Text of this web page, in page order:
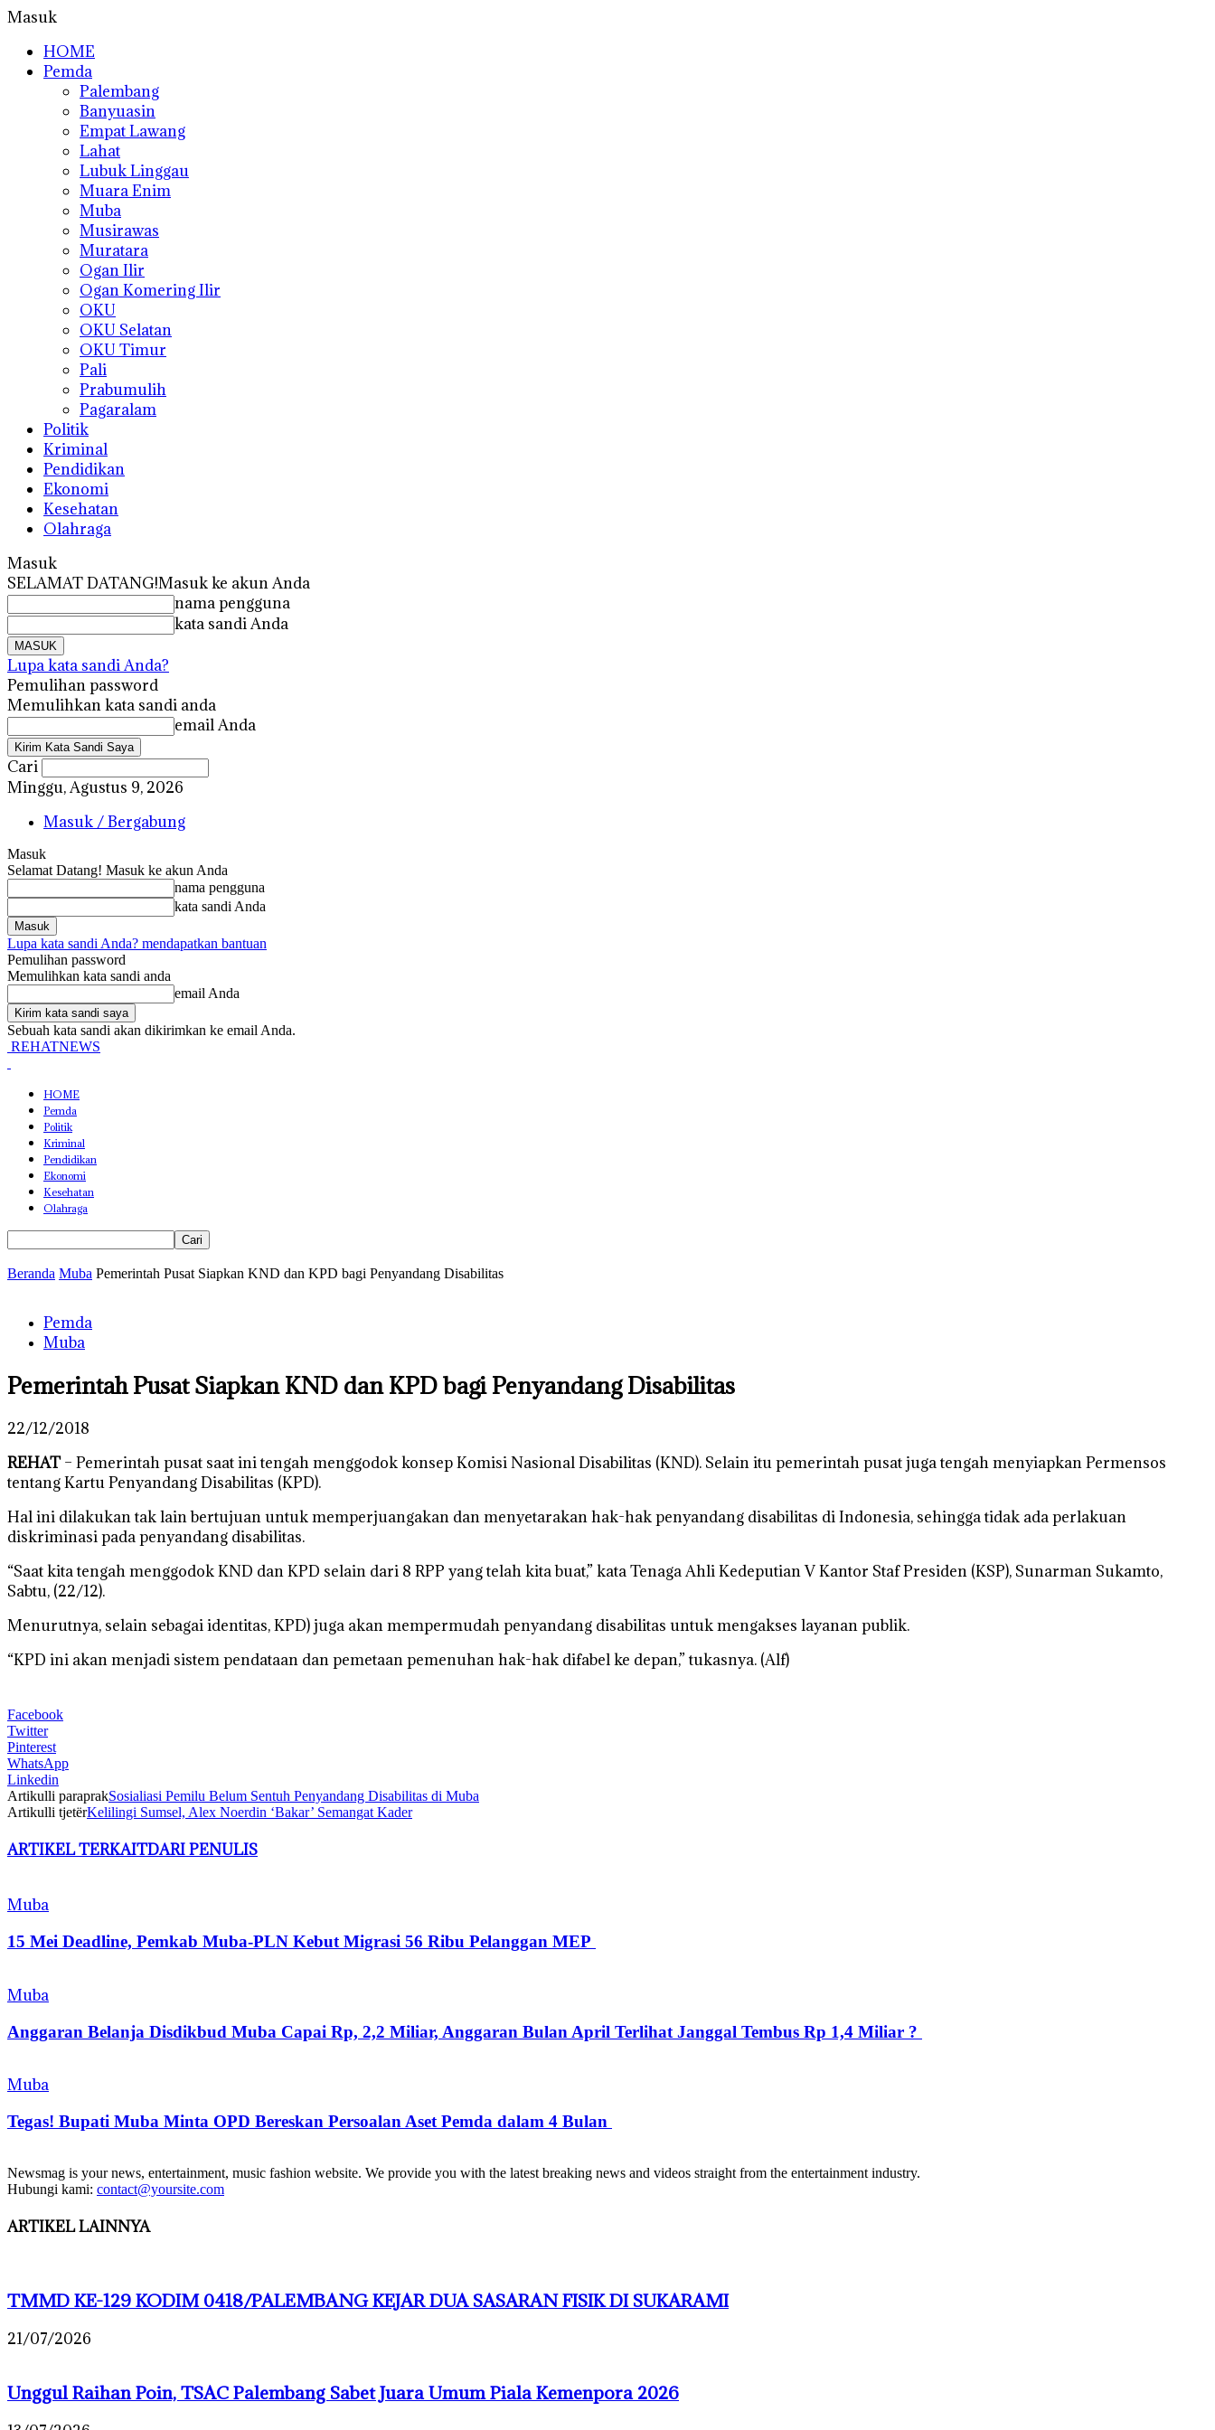
Masuk
HOME
Pemda
Palembang
Banyuasin
Empat Lawang
Lahat
Lubuk Linggau
Muara Enim
Muba
Musirawas
Muratara
Ogan Ilir
Ogan Komering Ilir
OKU
OKU Selatan
OKU Timur
Pali
Prabumulih
Pagaralam
Politik
Kriminal
Pendidikan
Ekonomi
Kesehatan
Olahraga
Masuk
SELAMAT DATANG!Masuk ke akun Anda
nama pengguna
kata sandi Anda
Lupa kata sandi Anda?
Pemulihan password
Memulihkan kata sandi anda
email Anda
Cari
Minggu, Agustus 9, 2026
Masuk / Bergabung
Masuk
Selamat Datang! Masuk ke akun Anda
nama pengguna
kata sandi Anda
Lupa kata sandi Anda? mendapatkan bantuan
Pemulihan password
Memulihkan kata sandi anda
email Anda
Sebuah kata sandi akan dikirimkan ke email Anda.
REHATNEWS
HOME
Pemda
Politik
Kriminal
Pendidikan
Ekonomi
Kesehatan
Olahraga
Beranda Muba Pemerintah Pusat Siapkan KND dan KPD bagi Penyandang Disabilitas
Pemda
Muba
Pemerintah Pusat Siapkan KND dan KPD bagi Penyandang Disabilitas
22/12/2018
REHAT– Pemerintah pusat saat ini tengah menggodok konsep Komisi Nasional Disabilitas (KND). Selain itu pemerintah pusat juga tengah menyiapkan Permensos
tentang Kartu Penyandang Disabilitas (KPD).
Hal ini dilakukan tak lain bertujuan untuk memperjuangakan dan menyetarakan hak-hak penyandang disabilitas di Indonesia, sehingga tidak ada perlakuan
diskriminasi pada penyandang disabilitas.
“Saat kita tengah menggodok KND dan KPD selain dari 8 RPP yang telah kita buat,” kata Tenaga Ahli Kedeputian V Kantor Staf Presiden (KSP), Sunarman Sukamto,
Sabtu, (22/12).
Menurutnya, selain sebagai identitas, KPD) juga akan mempermudah penyandang disabilitas untuk mengakses layanan publik.
“KPD ini akan menjadi sistem pendataan dan pemetaan pemenuhan hak-hak difabel ke depan,” tukasnya. (Alf)
Facebook
Twitter
Pinterest
WhatsApp
Linkedin
Artikulli paraprakSosialiasi Pemilu Belum Sentuh Penyandang Disabilitas di Muba
Artikulli tjetërKelilingi Sumsel, Alex Noerdin ‘Bakar’ Semangat Kader
ARTIKEL TERKAITDARI PENULIS
Muba
15 Mei Deadline, Pemkab Muba-PLN Kebut Migrasi 56 Ribu Pelanggan MEP
Muba
Anggaran Belanja Disdikbud Muba Capai Rp, 2,2 Miliar, Anggaran Bulan April Terlihat Janggal Tembus Rp 1,4 Miliar ?
Muba
Tegas! Bupati Muba Minta OPD Bereskan Persoalan Aset Pemda dalam 4 Bulan
Newsmag is your news, entertainment, music fashion website. We provide you with the latest breaking news and videos straight from the entertainment industry.
Hubungi kami: contact@yoursite.com
ARTIKEL LAINNYA
TMMD KE-129 KODIM 0418/PALEMBANG KEJAR DUA SASARAN FISIK DI SUKARAMI
21/07/2026
Unggul Raihan Poin, TSAC Palembang Sabet Juara Umum Piala Kemenpora 2026